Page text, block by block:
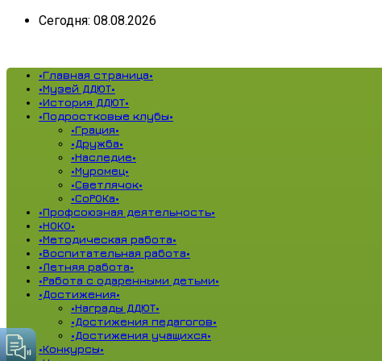
Сегодня: 08.08.2026
•Главная страница•
•Музей ДДЮТ•
•История ДДЮТ•
•Подростковые клубы•
•Грация•
•Дружба•
•Наследие•
•Муромец•
•Светлячок•
•СоРОКа•
•Профсоюзная деятельность•
•НОКО•
•Методическая работа•
•Воспитательная работа•
•Летняя работа•
•Работа с одаренными детьми•
•Достижения•
•Награды ДДЮТ•
•Достижения педагогов•
•Достижения учащихся•
•Конкурсы•